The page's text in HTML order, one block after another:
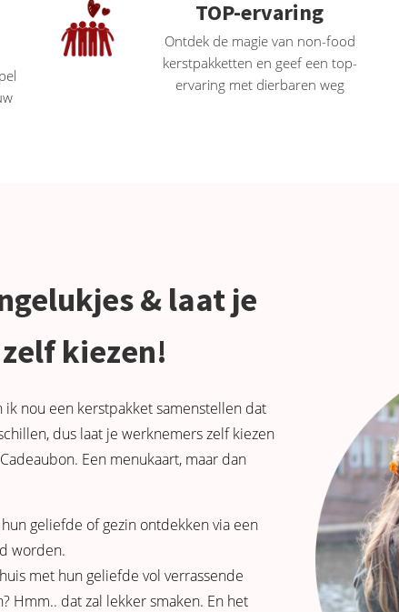
TOP-ervaring
Ontdek de magie van non-food
kerstpakketten en geef een top-
ervaring met dierbaren weg
& laat je
kiezen!
nou een kerstpakket samenstellen dat
dus laat je werknemers zelf kiezen
Een menukaart, maar dan
geliefde of gezin ontdekken via een
worden.
met hun geliefde vol verrassende
Hmm.. dat zal lekker smaken. En het